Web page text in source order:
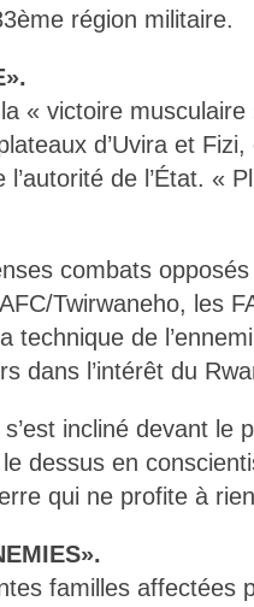
région militaire.
« victoire
d’Uvira et Fizi,
de l’État. «
combats
Twirwaneho, les
technique de
dans l’intérêt du
incliné devant le
dessus en
qui ne profite à
familles affectées